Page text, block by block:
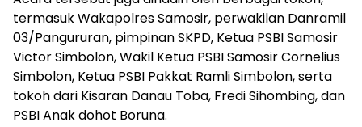
termasuk Wakapolres Samosir, perwakilan Danramil
03/Pangururan, pimpinan SKPD, Ketua PSBI Samosir
Victor Simbolon, Wakil Ketua PSBI Samosir Cornelius
Simbolon, Ketua PSBI Pakkat Ramli Simbolon, serta
tokoh dari Kisaran Danau Toba, Fredi Sihombing, dan
PSBI Anak dohot Boruna.